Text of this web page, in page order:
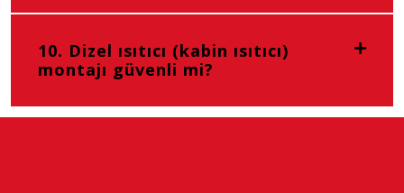
10. Dizel ısıtıcı (kabin ısıtıcı)
montajı güvenli mi?